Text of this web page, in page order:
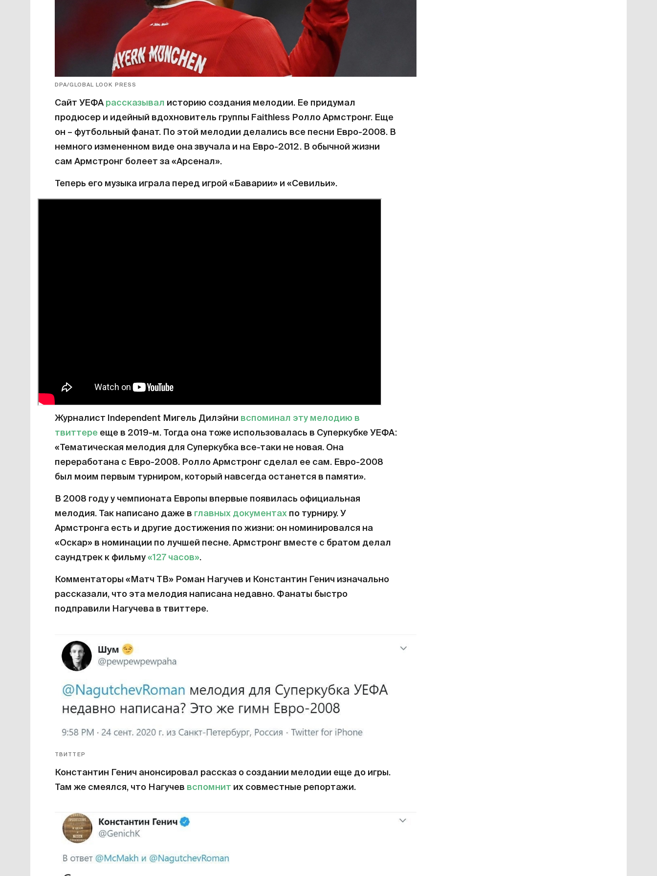
DPA/GLOBAL LOOK PRESS
Сайт УЕФА рассказывал историю создания мелодии. Ее придумал
продюсер и идейный вдохновитель группы Faithless Ролло Армстронг. Еще
он – футбольный фанат. По этой мелодии делались все песни Евро-2008. В
немного измененном виде она звучала и на Евро-2012. В обычной жизни
сам Армстронг болеет за «Арсенал».
Теперь его музыка играла перед игрой «Баварии» и «Севильи».
Журналист Independent Мигель Дилэйни вспоминал эту мелодию в
твиттере еще в 2019-м. Тогда она тоже использовалась в Суперкубке УЕФА:
«Тематическая мелодия для Суперкубка все-таки не новая. Она
переработана с Евро-2008. Ролло Армстронг сделал ее сам. Евро-2008
был моим первым турниром, который навсегда останется в памяти».
В 2008 году у чемпионата Европы впервые появилась официальная
мелодия. Так написано даже в главных документах по турниру. У
Армстронга есть и другие достижения по жизни: он номинировался на
«Оскар» в номинации по лучшей песне. Армстронг вместе с братом делал
саундтрек к фильму «127 часов».
Комментаторы «Матч ТВ» Роман Нагучев и Константин Генич изначально
рассказали, что эта мелодия написана недавно. Фанаты быстро
подправили Нагучева в твиттере.
ТВИТТЕР
Константин Генич анонсировал рассказ о создании мелодии еще до игры.
Там же смеялся, что Нагучев вспомнит их совместные репортажи.